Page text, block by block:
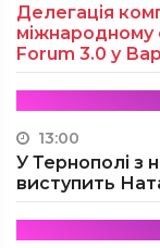
Делегація
міжнародному
Forum 3.0 у
13:00
У Тернополі з
виступить